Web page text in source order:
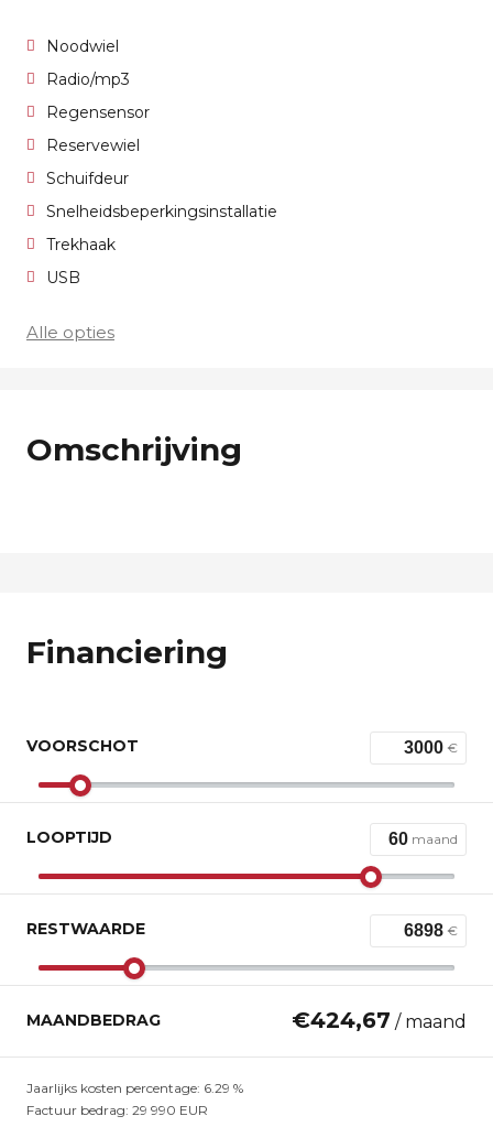
Noodwiel
Radio/mp3
Regensensor
Reservewiel
Schuifdeur
Snelheidsbeperkingsinstallatie
Trekhaak
USB
Alle opties
Omschrijving
Financiering
VOORSCHOT €
LOOPTIJD maand
RESTWAARDE €
MAANDBEDRAG €424,67 / maand
Jaarlijks kosten percentage: 6.29 %
Factuur bedrag: 29 990 EUR